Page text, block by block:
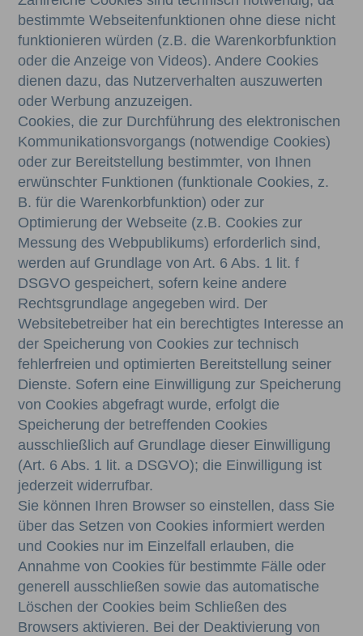
bestimmte Webseitenfunktionen ohne diese nicht
funktionieren würden (z.B. die Warenkorbfunktion
oder die Anzeige von Videos). Andere Cookies
dienen dazu, das Nutzerverhalten auszuwerten
oder Werbung anzuzeigen.
Cookies, die zur Durchführung des elektronischen
Kommunikationsvorgangs (notwendige Cookies)
oder zur Bereitstellung bestimmter, von Ihnen
erwünschter Funktionen (funktionale Cookies, z.
B. für die Warenkorbfunktion) oder zur
Optimierung der Webseite (z.B. Cookies zur
Messung des Webpublikums) erforderlich sind,
werden auf Grundlage von Art. 6 Abs. 1 lit. f
DSGVO gespeichert, sofern keine andere
Rechtsgrundlage angegeben wird. Der
Websitebetreiber hat ein berechtigtes Interesse an
der Speicherung von Cookies zur technisch
fehlerfreien und optimierten Bereitstellung seiner
Dienste. Sofern eine Einwilligung zur Speicherung
von Cookies abgefragt wurde, erfolgt die
Speicherung der betreffenden Cookies
ausschließlich auf Grundlage dieser Einwilligung
(Art. 6 Abs. 1 lit. a DSGVO); die Einwilligung ist
jederzeit widerrufbar.
Sie können Ihren Browser so einstellen, dass Sie
über das Setzen von Cookies informiert werden
und Cookies nur im Einzelfall erlauben, die
Annahme von Cookies für bestimmte Fälle oder
generell ausschließen sowie das automatische
Löschen der Cookies beim Schließen des
Browsers aktivieren. Bei der Deaktivierung von